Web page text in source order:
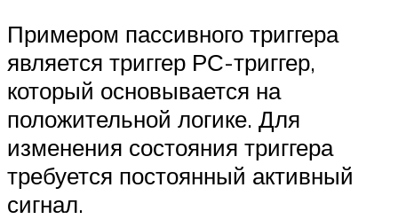
Примером пассивного триггера
является триггер РС-триггер,
который основывается на
положительной логике. Для
изменения состояния триггера
требуется постоянный активный
сигнал.